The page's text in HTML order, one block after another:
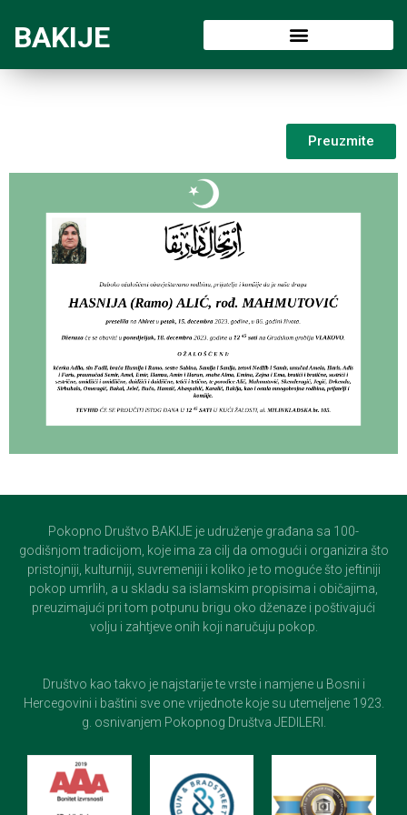
BAKIJE
Preuzmite
Pokopno Društvo BAKIJE je udruženje građana sa 100-
godišnjom tradicijom, koje ima za cilj da omogući i organizira što
pristojniji, kulturniji, suvremeniji i koliko je to moguće što jeftiniji
pokop umrlih, a u skladu sa islamskim propisima i običajima,
preuzimajući pri tom potpunu brigu oko dženaze i poštivajući
volju i zahtjeve onih koji naručuju pokop.
Društvo kao takvo je najstarije te vrste i namjene u Bosni i
Hercegovini i baštini sve one vrijednote koje su utemeljene 1923.
g. osnivanjem Pokopnog Društva JEDILERI.